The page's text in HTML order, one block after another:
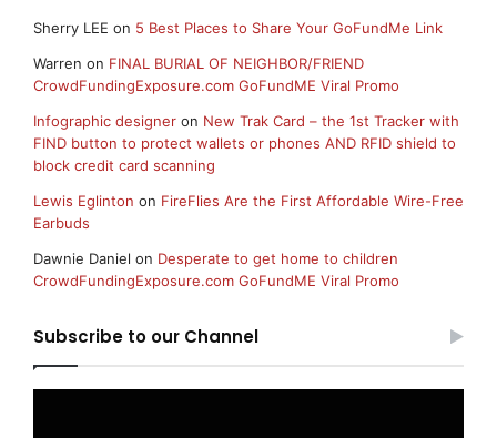
Sherry LEE on 5 Best Places to Share Your GoFundMe Link
Warren on FINAL BURIAL OF NEIGHBOR/FRIEND
CrowdFundingExposure.com GoFundME Viral Promo
Infographic designer on New Trak Card – the 1st Tracker with
FIND button to protect wallets or phones AND RFID shield to
block credit card scanning
Lewis Eglinton on FireFlies Are the First Affordable Wire-Free
Earbuds
Dawnie Daniel on Desperate to get home to children
CrowdFundingExposure.com GoFundME Viral Promo
Subscribe to our Channel